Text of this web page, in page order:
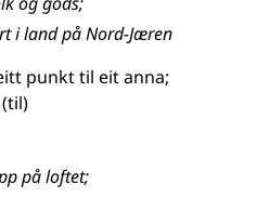
i land på Nord-Jæren
punkt til eit anna;
på loftet;